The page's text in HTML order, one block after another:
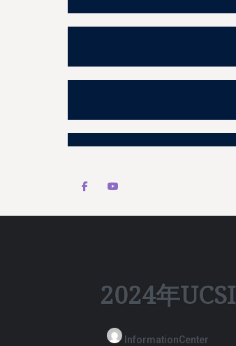
2024年
InformationCenter